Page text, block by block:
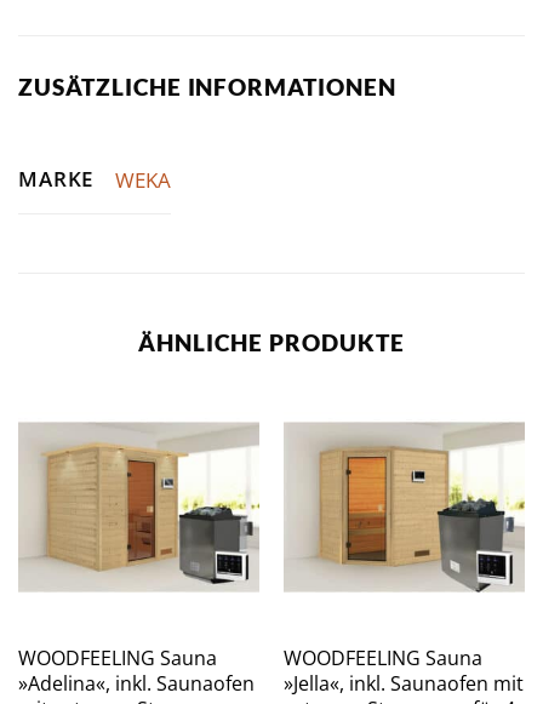
ZUSÄTZLICHE INFORMATIONEN
MARKE WEKA
ÄHNLICHE PRODUKTE
WOODFEELING Sauna
»Adelina«, inkl. Saunaofen
WOODFEELING Sauna
»Jella«, inkl. Saunaofen mit